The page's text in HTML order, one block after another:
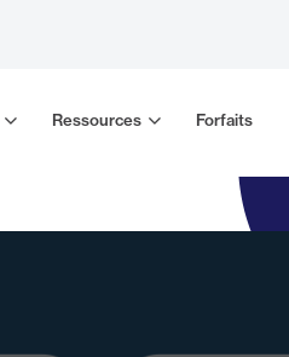
Ressources Forfaits